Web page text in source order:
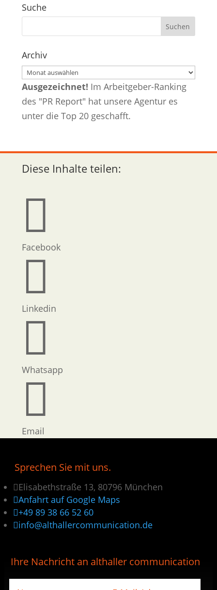
Suche
Archiv
Archiv
Ausgezeichnet! Im Arbeitgeber-Ranking
des "PR Report" hat unsere Agentur es
unter die Top 20 geschafft.
Diese Inhalte teilen:

Facebook

Linkedin

Whatsapp

Email
Sprechen Sie mit uns.
Elisabethstraße 13, 80796 München
Anfahrt auf Google Maps
+49 89 38 66 52 60
info@althallercommunication.de
Ihre Nachricht an althaller communication